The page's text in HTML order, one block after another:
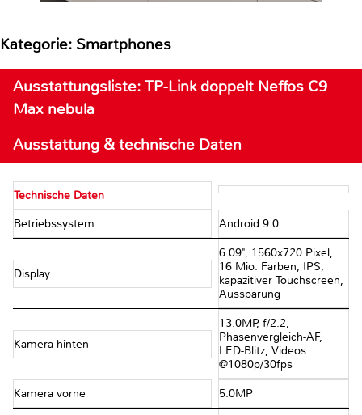
Kategorie: Smartphones
Ausstattungsliste: TP-Link doppelt Neffos C9
Max nebula
Ausstattung & technische Daten
Technische Daten
Betriebssystem Android 9.0
Display
6.09", 1560x720 Pixel,
16 Mio. Farben, IPS,
kapazitiver Touchscreen,
Aussparung
Kamera hinten
13.0MP, f/​2.2,
Phasenvergleich-AF,
LED-Blitz, Videos
@1080p/​30fps
Kamera vorne 5.0MP